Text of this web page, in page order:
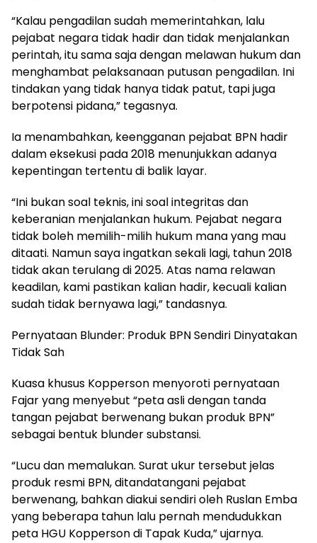
“Kalau pengadilan sudah memerintahkan, lalu
pejabat negara tidak hadir dan tidak menjalankan
perintah, itu sama saja dengan melawan hukum dan
menghambat pelaksanaan putusan pengadilan. Ini
tindakan yang tidak hanya tidak patut, tapi juga
berpotensi pidana,” tegasnya.
Ia menambahkan, keengganan pejabat BPN hadir
dalam eksekusi pada 2018 menunjukkan adanya
kepentingan tertentu di balik layar.
“Ini bukan soal teknis, ini soal integritas dan
keberanian menjalankan hukum. Pejabat negara
tidak boleh memilih-milih hukum mana yang mau
ditaati. Namun saya ingatkan sekali lagi, tahun 2018
tidak akan terulang di 2025. Atas nama relawan
keadilan, kami pastikan kalian hadir, kecuali kalian
sudah tidak bernyawa lagi,” tandasnya.
Pernyataan Blunder: Produk BPN Sendiri Dinyatakan
Tidak Sah
Kuasa khusus Kopperson menyoroti pernyataan
Fajar yang menyebut “peta asli dengan tanda
tangan pejabat berwenang bukan produk BPN”
sebagai bentuk blunder substansi.
“Lucu dan memalukan. Surat ukur tersebut jelas
produk resmi BPN, ditandatangani pejabat
berwenang, bahkan diakui sendiri oleh Ruslan Emba
yang beberapa tahun lalu pernah mendudukkan
peta HGU Kopperson di Tapak Kuda,” ujarnya.